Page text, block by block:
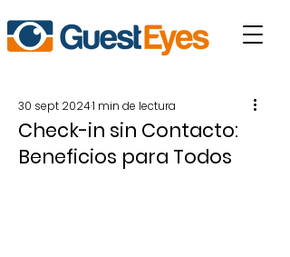
Check-in sin Contacto:
Beneficios para Todos
30 sept 20241 min de lectura